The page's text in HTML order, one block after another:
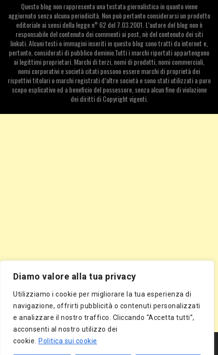
Diamo valore alla tua privacy
Utilizziamo i cookie per migliorare la tua esperienza di
navigazione, offrirti pubblicità o contenuti personalizzati
e analizzare il nostro traffico. Cliccando “Accetta tutti”,
acconsenti al nostro utilizzo dei
cookie.
Politica sui cookie
Questo blog non rappresenta una testata giornalistica in quanto viene
aggiornato senza alcuna periodicità. Non può pertanto considerarsi un prodotto
editoriale ai sensi della legge n° 62 del 7.03.2001. L’autore del blog non è
responsabile del contenuto dei commenti ai post, nè del contenuto dei siti
linkati. Alcuni testi o immagini inseriti in questo blog sono tratti da internet e,
pertanto, considerati di pubblico dominio.Tutti i marchi riportati appartengono
ai legittimi proprietari. Marchi di terzi, nomi di prodotti, nomi commerciali,
nomi corporativi e società citati possono essere marchi di proprietà dei
rispettivi titolari o marchi registrati d’altre società e sono stati utilizzati a puro
scopo esplicativo ed a beneficio del possessore, senza alcun fine di violazione
dei diritti di Copyright vigenti.
Segnala Sito Gratis| Segnala Azienda Gratis
Directory Gratis|Segnala Sito Gratis